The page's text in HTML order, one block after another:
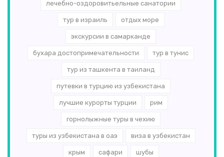
лечебно-оздоровитьельные санатории
тур в израиль отдых море
экскурсии в самарканде
бухара достопримечательности тур в тунис
тур из ташкента в таиланд
путевки в турцию из узбекистана
лучшие курорты турции рим
горнолыжные туры в чехию
туры из узбекистана в оаэ виза в узбекистан
крым сафари шубы